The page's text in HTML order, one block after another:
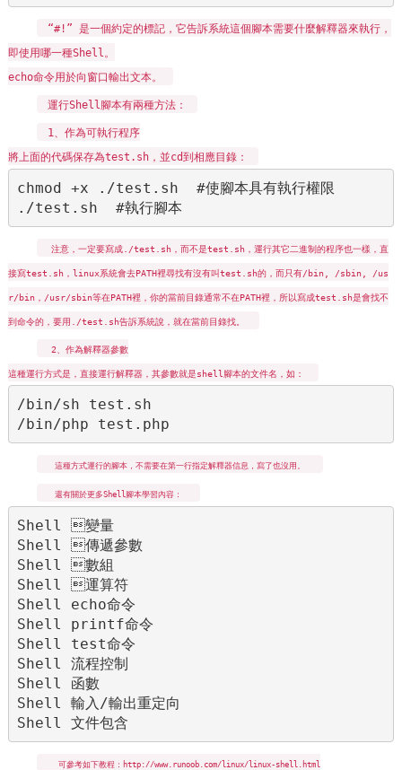
“#!” 是一個約定的標記，它告訴系統這個腳本需要什麼解釋器來執行，
即使用哪一種Shell。
echo命令用於向窗口輸出文本。
運行Shell腳本有兩種方法：
1、作為可執行程序
將上面的代碼保存為test.sh，並cd到相應目錄：
chmod +x ./test.sh  #使腳本具有執行權限
./test.sh  #執行腳本
注意，一定要寫成./test.sh，而不是test.sh，運行其它二進制的程序也一樣，直
接寫test.sh，linux系統會去PATH裡尋找有沒有叫test.sh的，而只有/bin, /sbin, /us
r/bin，/usr/sbin等在PATH裡，你的當前目錄通常不在PATH裡，所以寫成test.sh是會找不
到命令的，要用./test.sh告訴系統說，就在當前目錄找。
2、作為解釋器參數
這種運行方式是，直接運行解釋器，其參數就是shell腳本的文件名，如：
/bin/sh test.sh
/bin/php test.php
這種方式運行的腳本，不需要在第一行指定解釋器信息，寫了也沒用。
還有關於更多Shell腳本學習內容：
Shell 變量
Shell 傳遞參數
Shell 數組
Shell 運算符
Shell echo命令
Shell printf命令
Shell test命令
Shell 流程控制
Shell 函數
Shell 輸入/輸出重定向
Shell 文件包含
可參考如下教程：http://www.runoob.com/linux/linux-shell.html